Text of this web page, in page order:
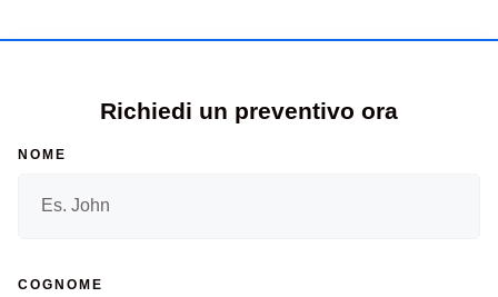
Richiedi un preventivo ora
NOME
COGNOME